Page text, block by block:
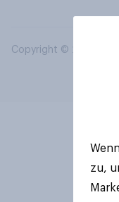
Copyright © 2026
zu,